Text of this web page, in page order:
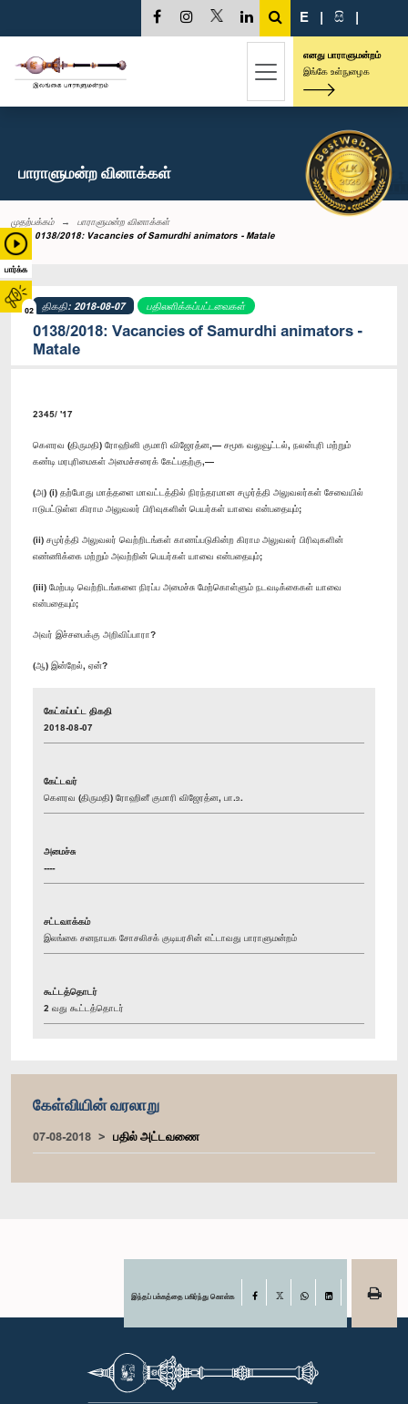
பார்க்க
02
E | සි |
எனது பாராளுமன்றம்
இங்கே உள்நுழைக
பாராளுமன்ற வினாக்கள்
முதற்பக்கம்
பாராளுமன்ற வினாக்கள்
0138/2018: Vacancies of Samurdhi animators - Matale
திகதி: 2018-08-07 பதிலளிக்கப்பட்டவைகள்
0138/2018: Vacancies of Samurdhi animators -
Matale
2345/ '17
கௌரவ (திருமதி) ரோஹினி குமாரி விஜேரத்ன,— சமூக வலுவூட்டல், நலன்புரி மற்றும்
கண்டி மரபுரிமைகள் அமைச்சரைக் கேட்பதற்கு,—
(அ) (i) தற்போது மாத்தளை மாவட்டத்தில் நிரந்தரமான சமுர்த்தி அலுவலர்கள் சேவையில்
ஈடுபட்டுள்ள கிராம அலுவலர் பிரிவுகளின் பெயர்கள் யாவை என்பதையும்;
(ii) சமுர்த்தி அலுவலர் வெற்றிடங்கள் காணப்படுகின்ற கிராம அலுவலர் பிரிவுகளின்
எண்ணிக்கை மற்றும் அவற்றின் பெயர்கள் யாவை என்பதையும்;
(iii) மேற்படி வெற்றிடங்களை நிரப்ப அமைச்சு மேற்கொள்ளும் நடவடிக்கைகள் யாவை
என்பதையும்;
அவர் இச்சபைக்கு அறிவிப்பாரா?
(ஆ) இன்றேல், ஏன்?
கேட்கப்பட்ட திகதி
2018-08-07
கேட்டவர்
கௌரவ (திருமதி) ரோஹினீ குமாரி விஜேரத்ன, பா.உ.
அமைச்சு
----
சட்டவாக்கம்
இலங்கை சனநாயக சோசலிசக் குடியரசின் எட்டாவது பாராளுமன்றம்
கூட்டத்தொடர்
2 வது கூட்டத்தொடர்
கேள்வியின் வரலாறு
07-08-2018 பதில் அட்டவணை
இந்தப் பக்கத்தை பகிர்ந்து கொள்க Facebook